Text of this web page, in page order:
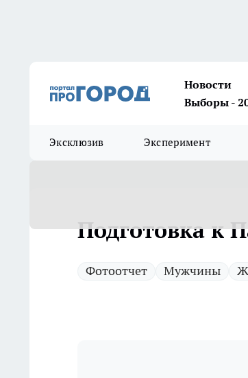
Новости
Выборы -
Эксклюзив Эксперимент
Подготовка к
Фотоотчет Мужчины